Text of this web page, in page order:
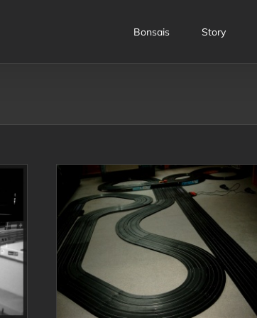
Bonsais Story
Story #5: Magnetis